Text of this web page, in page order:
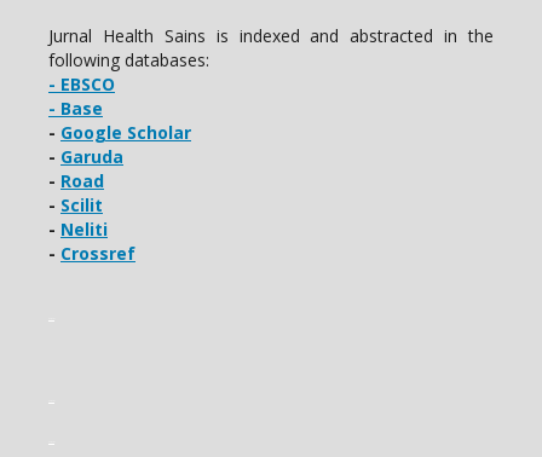
Jurnal Health Sains is indexed and abstracted in the
following databases:
- EBSCO
- Base
- Google Scholar
- Garuda
- Road
- Scilit
- Neliti
- Crossref